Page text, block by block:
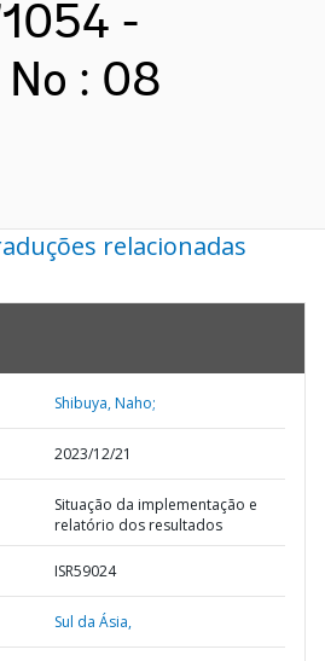
-
No : 08
relacionadas
Shibuya, Naho;
2023/12/21
Situação da implementação e
relatório dos resultados
ISR59024
Sul da Ásia,